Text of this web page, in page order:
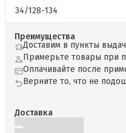
34/128-134
Преимущества
Доставим в пункты
Примерьте товары при
Оплачивайте после
Верните то, что не
Доставка